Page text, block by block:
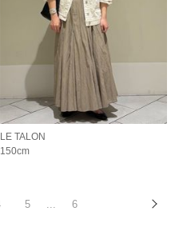
LE TALON
150cm
5 6